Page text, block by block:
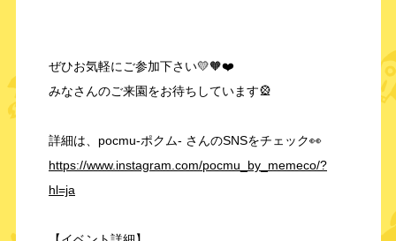
ぜひお気軽にご参加下さい💛🧡❤️
みなさんのご来園をお待ちしています🎡
詳細は、pocmu-ポクム- さんのSNSをチェック👀
https://www.instagram.com/pocmu_by_memeco/?
hl=ja